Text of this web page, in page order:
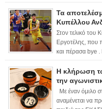
Τα
Κυπέλλου
Στον τελικό του
Εργοτέλης, που
και πέρασα bye .
Η κλήρωση
την
Με έναν όμιλο
αναμένεται να